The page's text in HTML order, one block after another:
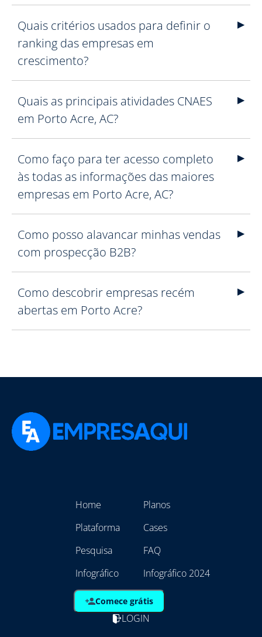
Quais critérios usados para definir o
ranking das empresas em
crescimento?
Quais as principais atividades CNAES
em Porto Acre, AC?
Como faço para ter acesso completo
às todas as informações das maiores
empresas em Porto Acre, AC?
Como posso alavancar minhas vendas
com prospecção B2B?
Como descobrir empresas recém
abertas em Porto Acre?
Home
Plataforma
Pesquisa
Infográfico
Planos
Cases
FAQ
Infográfico 2024
Comece grátis
LOGIN